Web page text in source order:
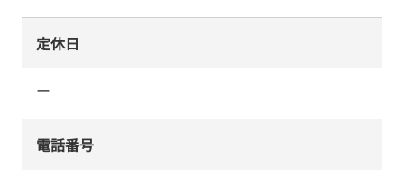
定休日
ー
電話番号